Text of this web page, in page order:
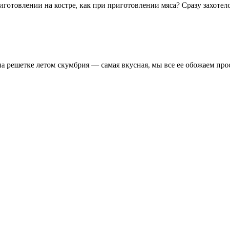
на костре, как при приготовлении мяса? Сразу
решетке летом скумбрия — самая вкусная, мы все ее обожаем